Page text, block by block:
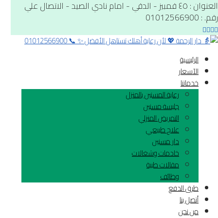
العنوان : ٤٥ قمبيز - الدقي - امام نادي الصيد - الاتصال علي
رقم. : 01012566900
الرئيسية
الآسعار
خدماتنا
رعاية المسنين بالمنزل
جليسة مسنين
التمريض المنزلي
علاج طبيعي
دار مسنين
خادمات وشغالات
مقالات طبية
وظائف
طرق الدفع
أتصل بنا
من نحن